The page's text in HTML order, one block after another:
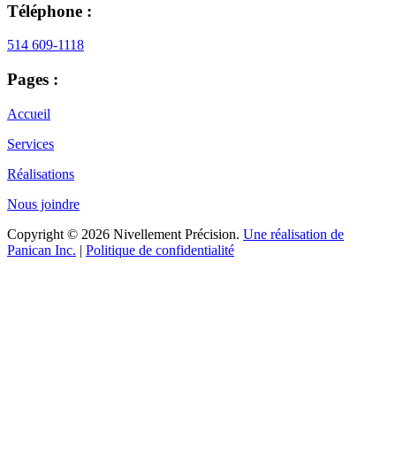
Téléphone :
514 609-1118
Pages :
Accueil
Services
Réalisations
Nous joindre
Copyright © 2026 Nivellement Précision. Une réalisation de
Panican Inc. | Politique de confidentialité